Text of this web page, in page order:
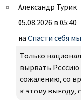
Александр Турик
05.08.2026 в 05:40
на Спасти себя
Только
вырвать Россию
сожалению, со
к этому выводу,